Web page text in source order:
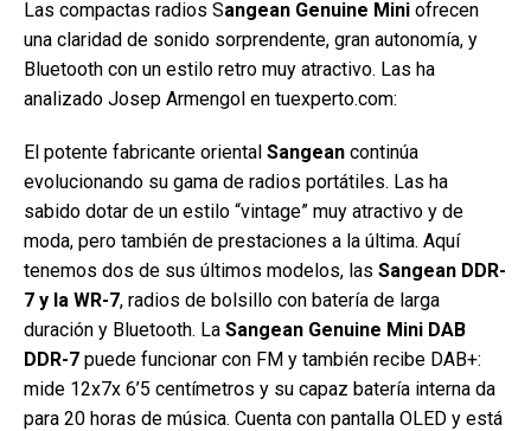
Las compactas radios Sangean Genuine Mini ofrecen
una claridad de sonido sorprendente, gran autonomía, y
Bluetooth con un estilo retro muy atractivo. Las ha
analizado Josep Armengol en tuexperto.com:
El potente fabricante oriental Sangean continúa
evolucionando su gama de radios portátiles. Las ha
sabido dotar de un estilo “vintage” muy atractivo y de
moda, pero también de prestaciones a la última. Aquí
tenemos dos de sus últimos modelos, las Sangean DDR-
7 y la WR-7, radios de bolsillo con batería de larga
duración y Bluetooth. La Sangean Genuine Mini DAB
DDR-7 puede funcionar con FM y también recibe DAB+:
mide 12x7x 6’5 centímetros y su capaz batería interna da
para 20 horas de música. Cuenta con pantalla OLED y está